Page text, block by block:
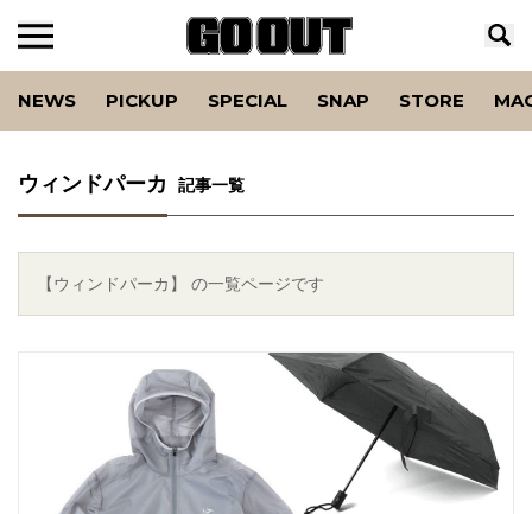
NEWS PICKUP SPECIAL SNAP STORE
ウィンドパーカ 記事一覧
【ウィンドパーカ】 の一覧ページです